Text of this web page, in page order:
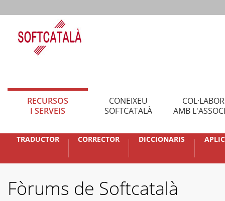
RECURSOS
I SERVEIS
CONEIXEU
SOFTCATALÀ
AMB
TRADUCTOR CORRECTOR DICCIONARIS
Fòrums de Softcatalà